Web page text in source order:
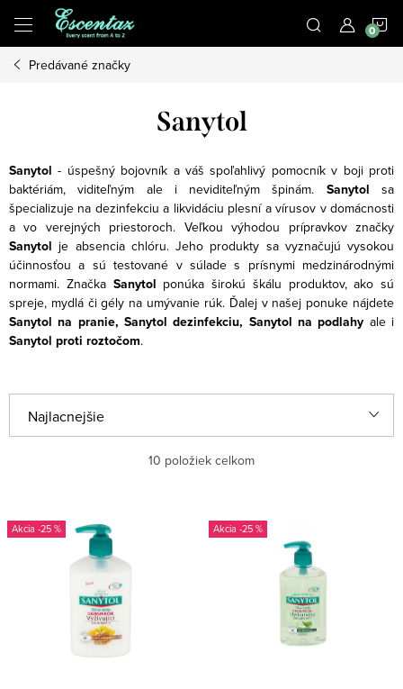
obsah
Predávané značky
Sanytol
Sanytol- úspešný bojovník a váš spoľahlivý pomocník v boji proti
baktériám, viditeľným ale i neviditeľným špinám. Sanytol sa
špecializuje na dezinfekciu a likvidáciu plesní a vírusov v domácnosti
a vo verejných priestoroch. Veľkou výhodou prípravkov značky
Sanytol je absencia chlóru. Jeho produkty sa vyznačujú vysokou
účinnosťou a sú testované v súlade s prísnymi medzinárodnými
normami. Značka Sanytol ponúka širokú škálu produktov, ako sú
spreje, mydlá či gély na umývanie rúk. Ďalej v našej ponuke nájdete
Sanytol na pranie, Sanytol dezinfekciu, Sanytol na podlahy ale i
Sanytol proti roztočom.
a
n
Najlacnejšie
Abecedne
10 položiek celkom
V
ý
-25 % -25 %